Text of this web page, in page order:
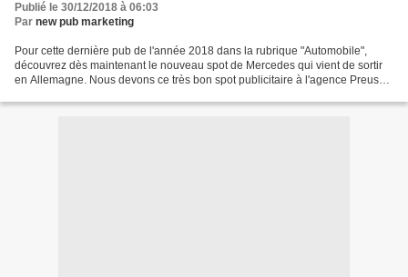
Publié le 30/12/2018 à 06:03
Par new pub marketing
Pour cette dernière pub de l'année 2018 dans la rubrique "Automobile",
découvrez dès maintenant le nouveau spot de Mercedes qui vient de sortir
en Allemagne. Nous devons ce très bon spot publicitaire à l'agence Preuss